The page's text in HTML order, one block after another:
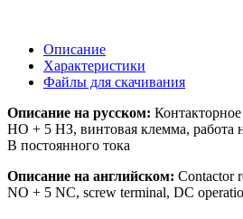
Описание
Характеристики
Файлы для скачивания
Описание на русском:
НО + 5 НЗ, винтовая клемма, работа
В постоянного тока
Описание на английском: Contactor
NO + 5 NC, screw terminal, DC